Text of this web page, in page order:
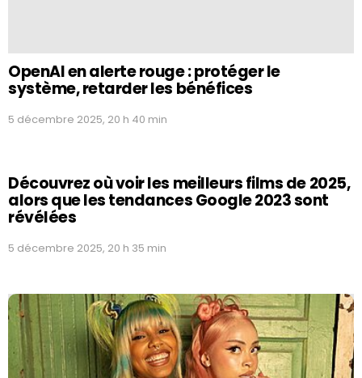
OpenAI en alerte rouge : protéger le
système, retarder les bénéfices
5 décembre 2025, 20 h 40 min
Découvrez où voir les meilleurs films de 2025,
alors que les tendances Google 2023 sont
révélées
5 décembre 2025, 20 h 35 min